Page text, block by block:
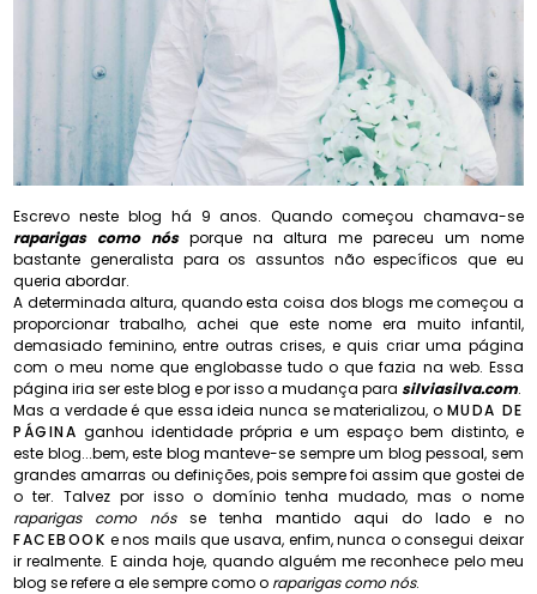
Escrevo neste blog há 9 anos. Quando começou chamava-se
raparigas como nós porque na altura me pareceu um nome
bastante generalista para os assuntos não específicos que eu
queria abordar.
A determinada altura, quando esta coisa dos blogs me começou a
proporcionar trabalho, achei que este nome era muito infantil,
demasiado feminino, entre outras crises, e quis criar uma página
com o meu nome que englobasse tudo o que fazia na web. Essa
página iria ser este blog e por isso a mudança para silviasilva.com.
Mas a verdade é que essa ideia nunca se materializou, o MUDA DE
PÁGINA ganhou identidade própria e um espaço bem distinto, e
este blog...bem, este blog manteve-se sempre um blog pessoal, sem
grandes amarras ou definições, pois sempre foi assim que gostei de
o ter. Talvez por isso o domínio tenha mudado, mas o nome
raparigas como nós
se tenha mantido aqui do lado e no
FACEBOOK e nos mails que usava, enfim, nunca o consegui deixar
ir realmente. E ainda hoje, quando alguém me reconhece pelo meu
blog se refere a ele sempre como o raparigas como nós.